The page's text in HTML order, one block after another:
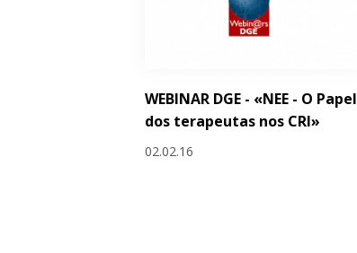
WEBINAR DGE - «NEE - O Papel
dos terapeutas nos CRI»
02.02.16